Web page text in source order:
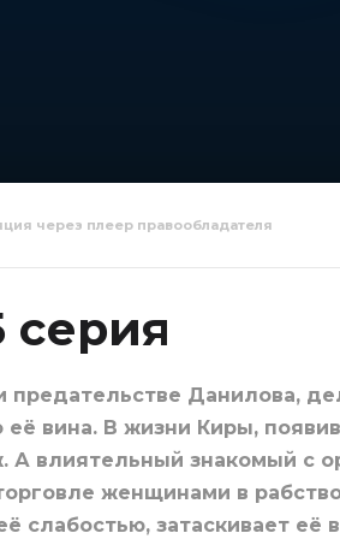
через плеер правообладателя
серия
предательстве Данилова,
её вина. В жизни Киры,
А влиятельный знакомый с
женщинами в
слабостью, затаскивает её